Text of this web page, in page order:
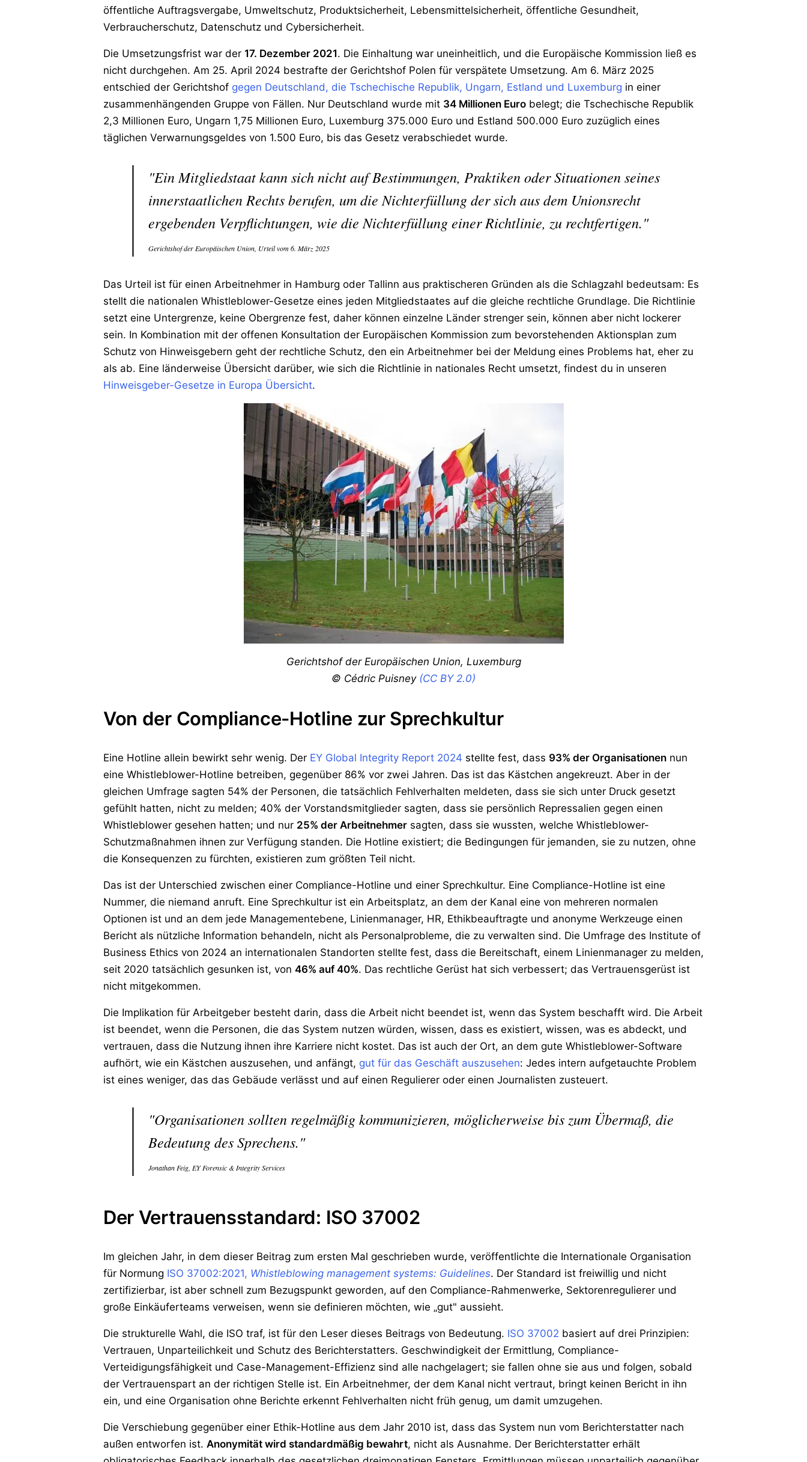
öffentliche Auftragsvergabe, Umweltschutz, Produktsicherheit, Lebensmittelsicherheit, öffentliche Gesundheit,
Verbraucherschutz, Datenschutz und Cybersicherheit.
Die Umsetzungsfrist war der 17. Dezember 2021. Die Einhaltung war uneinheitlich, und die Europäische Kommission ließ es
nicht durchgehen. Am 25. April 2024 bestrafte der Gerichtshof Polen für verspätete Umsetzung. Am 6. März 2025
entschied der Gerichtshof gegen Deutschland, die Tschechische Republik, Ungarn, Estland und Luxemburg in einer
zusammenhängenden Gruppe von Fällen. Nur Deutschland wurde mit 34 Millionen Euro belegt; die Tschechische Republik
2,3 Millionen Euro, Ungarn 1,75 Millionen Euro, Luxemburg 375.000 Euro und Estland 500.000 Euro zuzüglich eines
täglichen Verwarnungsgeldes von 1.500 Euro, bis das Gesetz verabschiedet wurde.
"Ein Mitgliedstaat kann sich nicht auf Bestimmungen, Praktiken oder Situationen seines
innerstaatlichen Rechts berufen, um die Nichterfüllung der sich aus dem Unionsrecht
ergebenden Verpflichtungen, wie die Nichterfüllung einer Richtlinie, zu rechtfertigen."
Gerichtshof der Europäischen Union, Urteil vom 6. März 2025
Das Urteil ist für einen Arbeitnehmer in Hamburg oder Tallinn aus praktischeren Gründen als die Schlagzahl bedeutsam: Es
stellt die nationalen Whistleblower-Gesetze eines jeden Mitgliedstaates auf die gleiche rechtliche Grundlage. Die Richtlinie
setzt eine Untergrenze, keine Obergrenze fest, daher können einzelne Länder strenger sein, können aber nicht lockerer
sein. In Kombination mit der offenen Konsultation der Europäischen Kommission zum bevorstehenden Aktionsplan zum
Schutz von Hinweisgebern geht der rechtliche Schutz, den ein Arbeitnehmer bei der Meldung eines Problems hat, eher zu
als ab. Eine länderweise Übersicht darüber, wie sich die Richtlinie in nationales Recht umsetzt, findest du in unseren
Hinweisgeber-Gesetze in Europa Übersicht.
Gerichtshof der Europäischen Union, Luxemburg
© Cédric Puisney (CC BY 2.0)
Von der Compliance-Hotline zur Sprechkultur
Eine Hotline allein bewirkt sehr wenig. Der EY Global Integrity Report 2024 stellte fest, dass 93% der Organisationen nun
eine Whistleblower-Hotline betreiben, gegenüber 86% vor zwei Jahren. Das ist das Kästchen angekreuzt. Aber in der
gleichen Umfrage sagten 54% der Personen, die tatsächlich Fehlverhalten meldeten, dass sie sich unter Druck gesetzt
gefühlt hatten, nicht zu melden; 40% der Vorstandsmitglieder sagten, dass sie persönlich Repressalien gegen einen
Whistleblower gesehen hatten; und nur 25% der Arbeitnehmer sagten, dass sie wussten, welche Whistleblower-
Schutzmaßnahmen ihnen zur Verfügung standen. Die Hotline existiert; die Bedingungen für jemanden, sie zu nutzen, ohne
die Konsequenzen zu fürchten, existieren zum größten Teil nicht.
Das ist der Unterschied zwischen einer Compliance-Hotline und einer Sprechkultur. Eine Compliance-Hotline ist eine
Nummer, die niemand anruft. Eine Sprechkultur ist ein Arbeitsplatz, an dem der Kanal eine von mehreren normalen
Optionen ist und an dem jede Managementebene, Linienmanager, HR, Ethikbeauftragte und anonyme Werkzeuge einen
Bericht als nützliche Information behandeln, nicht als Personalprobleme, die zu verwalten sind. Die Umfrage des Institute of
Business Ethics von 2024 an internationalen Standorten stellte fest, dass die Bereitschaft, einem Linienmanager zu melden,
seit 2020 tatsächlich gesunken ist, von 46% auf 40%. Das rechtliche Gerüst hat sich verbessert; das Vertrauensgerüst ist
nicht mitgekommen.
Die Implikation für Arbeitgeber besteht darin, dass die Arbeit nicht beendet ist, wenn das System beschafft wird. Die Arbeit
ist beendet, wenn die Personen, die das System nutzen würden, wissen, dass es existiert, wissen, was es abdeckt, und
vertrauen, dass die Nutzung ihnen ihre Karriere nicht kostet. Das ist auch der Ort, an dem gute Whistleblower-Software
aufhört, wie ein Kästchen auszusehen, und anfängt, gut für das Geschäft auszusehen: Jedes intern aufgetauchte Problem
ist eines weniger, das das Gebäude verlässt und auf einen Regulierer oder einen Journalisten zusteuert.
"Organisationen sollten regelmäßig kommunizieren, möglicherweise bis zum Übermaß, die
Bedeutung des Sprechens."
Jonathan Feig, EY Forensic & Integrity Services
Der Vertrauensstandard: ISO 37002
Im gleichen Jahr, in dem dieser Beitrag zum ersten Mal geschrieben wurde, veröffentlichte die Internationale Organisation
für Normung ISO 37002:2021, Whistleblowing management systems: Guidelines. Der Standard ist freiwillig und nicht
zertifizierbar, ist aber schnell zum Bezugspunkt geworden, auf den Compliance-Rahmenwerke, Sektorenregulierer und
große Einkäuferteams verweisen, wenn sie definieren möchten, wie „gut" aussieht.
Die strukturelle Wahl, die ISO traf, ist für den Leser dieses Beitrags von Bedeutung. ISO 37002 basiert auf drei Prinzipien:
Vertrauen, Unparteilichkeit und Schutz des Berichterstatters. Geschwindigkeit der Ermittlung, Compliance-
Verteidigungsfähigkeit und Case-Management-Effizienz sind alle nachgelagert; sie fallen ohne sie aus und folgen, sobald
der Vertrauenspart an der richtigen Stelle ist. Ein Arbeitnehmer, der dem Kanal nicht vertraut, bringt keinen Bericht in ihn
ein, und eine Organisation ohne Berichte erkennt Fehlverhalten nicht früh genug, um damit umzugehen.
Die Verschiebung gegenüber einer Ethik-Hotline aus dem Jahr 2010 ist, dass das System nun vom Berichterstatter nach
außen entworfen ist. Anonymität wird standardmäßig bewahrt, nicht als Ausnahme. Der Berichterstatter erhält